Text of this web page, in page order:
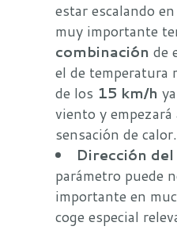
estar escalando
muy importante
combinación de
el de temperatura
de los 15 km/h
viento y
sensación de calor.
Dirección
parámetro puede
importante en
coge especial